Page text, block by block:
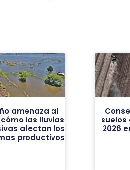
amenaza al
las lluvias
afectan los
productivos
suelos
2026